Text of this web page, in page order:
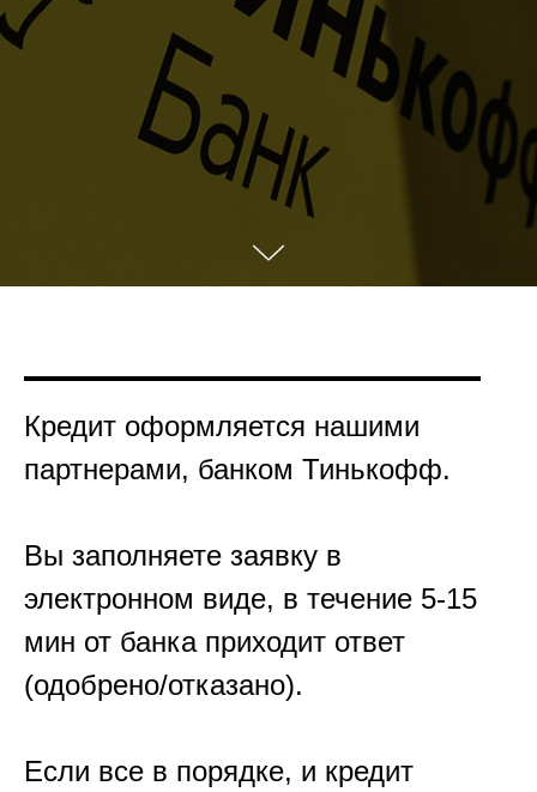
Кредит оформляется нашими
партнерами, банком Тинькофф.
Вы заполняете заявку в
электронном виде, в течение 5-15
мин от банка приходит ответ
(одобрено/отказано).
Если все в порядке, и кредит